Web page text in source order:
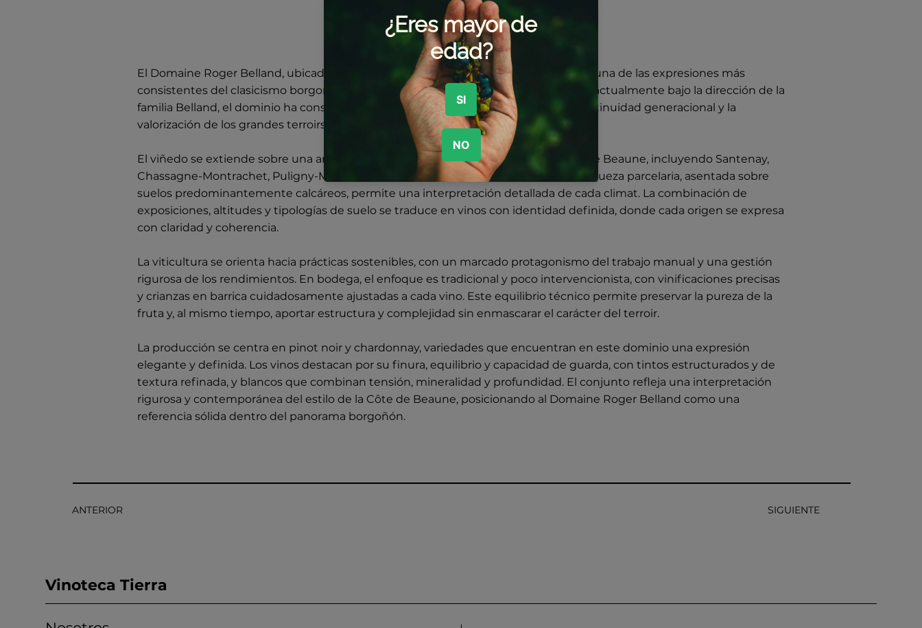
PROYECTO
FICHA TÉCNICA
El Domaine Roger Belland, ubicado en Santenay, en la Côte de Beaune, representa una de las expresiones más
consistentes del clasicismo borgoñón. Con orígenes que se remontan al siglo XIX y actualmente bajo la dirección de la
familia Belland, el dominio ha consolidado un enfoque basado en la precisión, la continuidad generacional y la
valorización de los grandes terroirs de Borgoña.
El viñedo se extiende sobre una amplia diversidad de denominaciones de la Côte de Beaune, incluyendo Santenay,
Chassagne-Montrachet, Puligny-Montrachet, Meursault, Volnay y Pommard. Esta riqueza parcelaria, asentada sobre
suelos predominantemente calcáreos, permite una interpretación detallada de cada climat. La combinación de
exposiciones, altitudes y tipologías de suelo se traduce en vinos con identidad definida, donde cada origen se expresa
con claridad y coherencia.
La viticultura se orienta hacia prácticas sostenibles, con un marcado protagonismo del trabajo manual y una gestión
rigurosa de los rendimientos. En bodega, el enfoque es tradicional y poco intervencionista, con vinificaciones precisas
y crianzas en barrica cuidadosamente ajustadas a cada vino. Este equilibrio técnico permite preservar la pureza de la
fruta y, al mismo tiempo, aportar estructura y complejidad sin enmascarar el carácter del terroir.
La producción se centra en pinot noir y chardonnay, variedades que encuentran en este dominio una expresión
elegante y definida. Los vinos destacan por su finura, equilibrio y capacidad de guarda, con tintos estructurados y de
textura refinada, y blancos que combinan tensión, mineralidad y profundidad. El conjunto refleja una interpretación
rigurosa y contemporánea del estilo de la Côte de Beaune, posicionando al Domaine Roger Belland como una
referencia sólida dentro del panorama borgoñón.
ANTERIOR SIGUIENTE
Vinoteca Tierra